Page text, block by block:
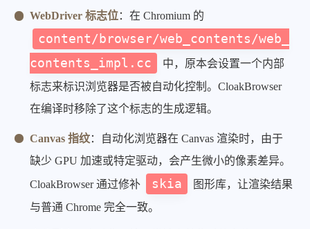
WebDriver 标志位：在 Chromium 的
content/browser/web_contents/web_
contents_impl.cc
中，原本会设置一个内部
标志来标识浏览器是否被自动化控制。CloakBrowser
在编译时移除了这个标志的生成逻辑。
Canvas 指纹：自动化浏览器在 Canvas 渲染时，由于
缺少 GPU 加速或特定驱动，会产生微小的像素差异。
CloakBrowser 通过修补
skia
图形库，让渲染结果
与普通 Chrome 完全一致。